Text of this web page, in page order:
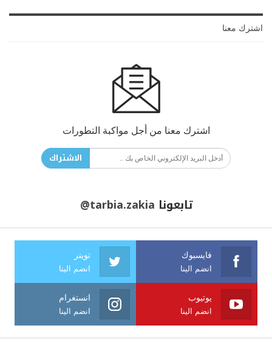
اشترك معنا
اشترك معنا من أجل مواكبة التطورات
الاشتراك
تابعونا @tarbia.zakia
فايسبوك
انضم الينا
تويتر
انضم الينا
يوتيوب
انضم الينا
انستغرام
انضم الينا